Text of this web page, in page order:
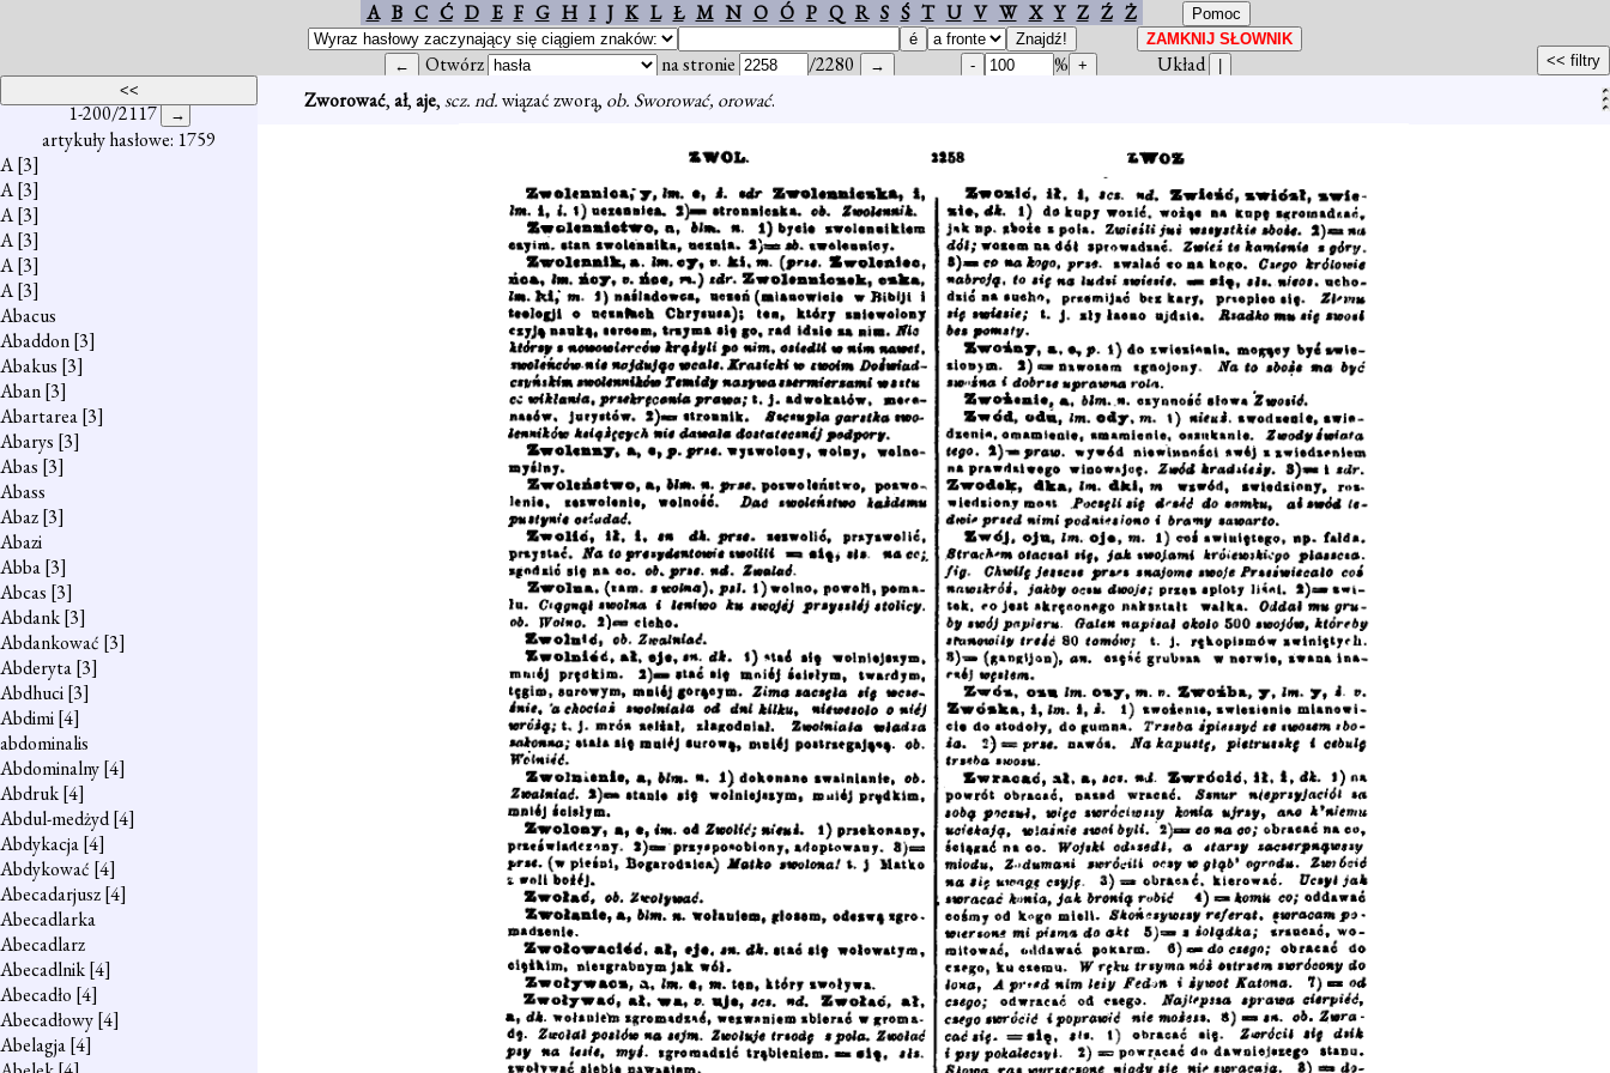
A B C Ć D E F G H I J K L Ł M N O Ó P Q R S Ś T U V W X Y Z Ź Ż
Otwórz na stronie /2280 %
Układ
1-200/2117
artykuły hasłowe: 1759
A[3]
A[3]
A[3]
A[3]
A[3]
A[3]
Abacus
Abaddon[3]
Abakus [3]
Aban[3]
Abartarea[3]
Abarys [3]
Abas [3]
Abass
Abaz[3]
Abazi
Abba[3]
Abcas [3]
Abdank[3]
Abdankować [3]
Abderyta[3]
Abdhuci[3]
Abdimi[4]
abdominalis
Abdominalny[4]
Abdruk[4]
Abdul-medżyd[4]
Abdykacja[4]
Abdykować [4]
Abecadarjusz[4]
Abecadlarka
Abecadlarz
Abecadlnik[4]
Abecadło [4]
Abecadłowy[4]
Abelagja[4]
Zworować,ał,aje,scz. nd.wiązać zworą, ob. Sworować, orować.